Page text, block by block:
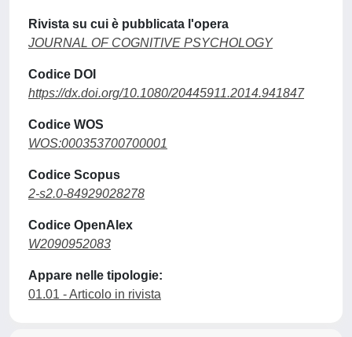
Rivista su cui è pubblicata l'opera
JOURNAL OF COGNITIVE PSYCHOLOGY
Codice DOI
https://dx.doi.org/10.1080/20445911.2014.941847
Codice WOS
WOS:000353700700001
Codice Scopus
2-s2.0-84929028278
Codice OpenAlex
W2090952083
Appare nelle tipologie:
01.01 - Articolo in rivista